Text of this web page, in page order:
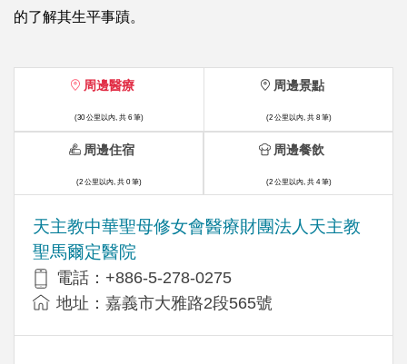
的了解其生平事蹟。
周邊醫療
(30 公里以內, 共 6 筆)
天主教中華聖母修女會醫療財團法人天主教
聖馬爾定醫院
電話：+886-5-278-0275
地址：嘉義市大雅路2段565號
周邊景點
(2 公里以內, 共 8 筆)
周邊住宿
(2 公里以內, 共 0 筆)
周邊餐飲
(2 公里以內, 共 4 筆)